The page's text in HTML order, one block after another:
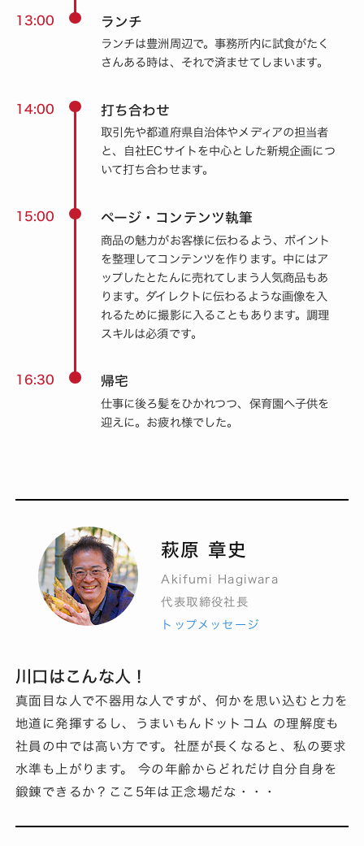
13:00 ランチ
ランチは豊洲周辺で。事務所内に試食がたく
さんある時は、それで済ませてしまいます。
14:00 打ち合わせ
取引先や都道府県自治体やメディアの担当者
と、自社ECサイトを中心とした新規企画につ
いて打ち合わせます。
15:00 ページ・コンテンツ執筆
商品の魅力がお客様に伝わるよう、ポイント
を整理してコンテンツを作ります。中にはア
ップしたとたんに売れてしまう人気商品もあ
ります。ダイレクトに伝わるような画像を入
れるために撮影に入ることもあります。調理
スキルは必須です。
16:30 帰宅
仕事に後ろ髪をひかれつつ、保育園へ子供を
迎えに。お疲れ様でした。
萩原 章史
Akifumi Hagiwara
代表取締役社長
トップメッセージ
川口はこんな人！
真面目な人で不器用な人ですが、何かを思い込むと力を
地道に発揮するし、うまいもんドットコム の理解度も
社員の中では高い方です。社歴が長くなると、私の要求
水準も上がります。 今の年齢からどれだけ自分自身を
鍛錬できるか？ここ5年は正念場だな・・・